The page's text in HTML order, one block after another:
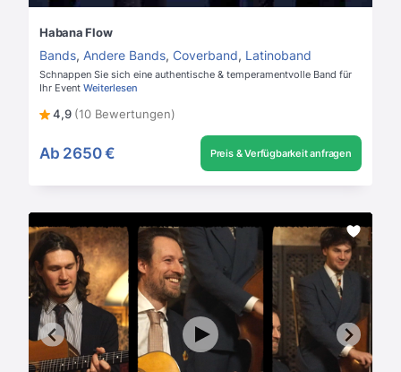
Habana Flow
Bands, Andere Bands, Coverband, Latinoband
Schnappen Sie sich eine authentische & temperamentvolle Band für
Ihr Event Weiterlesen
4,9 (10 Bewertungen)
Ab 2650 € Preis & Verfügbarkeit anfragen